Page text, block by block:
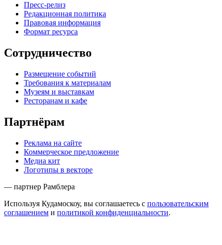
Пресс-релиз
Редакционная политика
Правовая информация
Формат ресурса
Сотрудничество
Размещение событий
Требования к материалам
Музеям и выставкам
Ресторанам и кафе
Партнёрам
Реклама на сайте
Коммерческое предложение
Медиа кит
Логотипы в векторе
— партнер Рамблера
Используя Кудамоскоу, вы соглашаетесь с пользовательским
соглашением и политикой конфиденциальности.